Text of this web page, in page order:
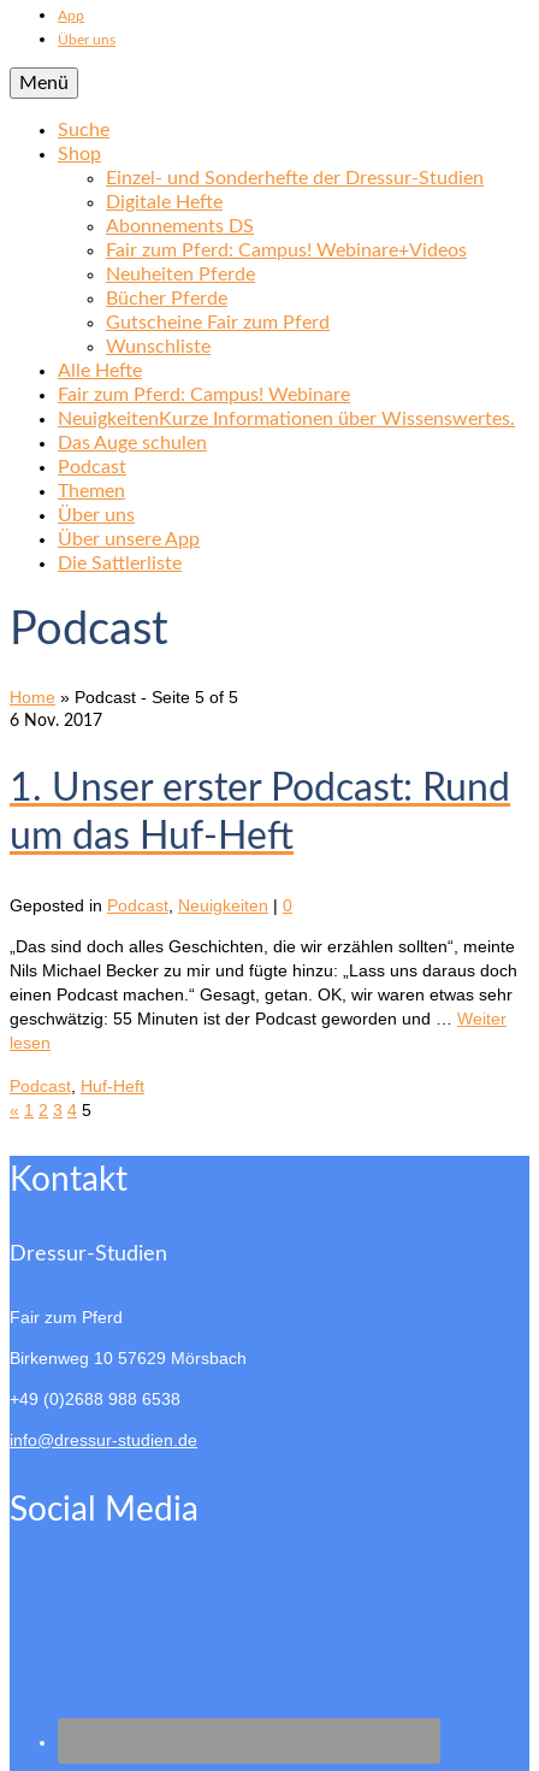
App
Über uns
Menü
Suche
Shop
Einzel- und Sonderhefte der Dressur-Studien
Digitale Hefte
Abonnements DS
Fair zum Pferd: Campus! Webinare+Videos
Neuheiten Pferde
Bücher Pferde
Gutscheine Fair zum Pferd
Wunschliste
Alle Hefte
Fair zum Pferd: Campus! Webinare
Neuigkeiten Kurze Informationen über Wissenswertes.
Das Auge schulen
Podcast
Themen
Über uns
Über unsere App
Die Sattlerliste
Podcast
Home » Podcast - Seite 5 of 5
6 Nov. 2017
1. Unser erster Podcast: Rund
um das Huf-Heft
Geposted in Podcast Neuigkeiten | 0
„Das sind doch alles Geschichten, die wir erzählen sollten“, meinte
Nils Michael Becker zu mir und fügte hinzu: „Lass uns daraus doch
einen Podcast machen.“ Gesagt, getan. OK, wir waren etwas sehr
geschwätzig: 55 Minuten ist der Podcast geworden und … Weiter
lesen
Podcast Huf-Heft
« 1 2 3 4 5
Kontakt
Dressur-Studien
Fair zum Pferd
Birkenweg 10 57629 Mörsbach
+49 (0)2688 988 6538
info@dressur-studien.de
Social Media